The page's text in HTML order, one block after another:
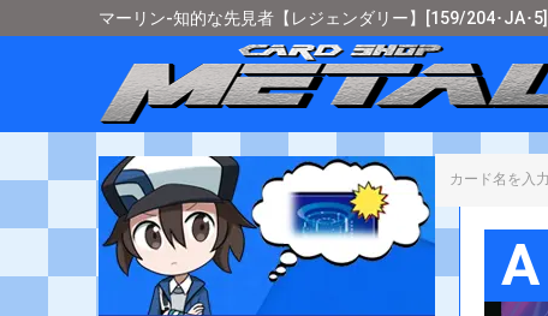
マーリン-知的な先見者【レジェンダリー】[159/204･JA･
A